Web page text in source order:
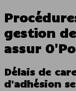
gestion
assur
Délais de
d'adhésion